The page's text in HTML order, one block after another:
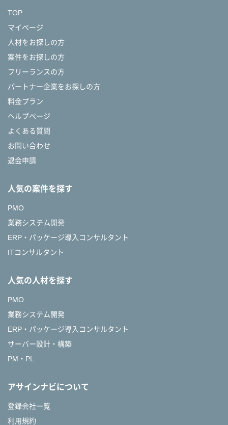
TOP
マイページ
人材をお探しの方
案件をお探しの方
フリーランスの方
パートナー企業をお探しの方
料金プラン
ヘルプページ
よくある質問
お問い合わせ
退会申請
人気の案件を探す
PMO
業務システム開発
ERP・パッケージ導入コンサルタント
ITコンサルタント
人気の人材を探す
PMO
業務システム開発
ERP・パッケージ導入コンサルタント
サーバー設計・構築
PM・PL
アサインナビについて
登録会社一覧
利用規約